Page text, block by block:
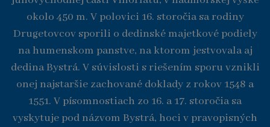
okolo 450 m. V polovici 16. storočia sa rodiny
Drugetovcov sporili o dedinské majetkové podiely
na humenskom panstve, na ktorom jestvovala aj
dedina Bystrá. V súvislosti s riešením sporu vznikli
onej najstaršie zachované doklady z rokov 1548 a
1551. V písomnostiach zo 16. a 17. storočia sa
vyskytuje pod názvom Bystrá, hoci v pravopisných